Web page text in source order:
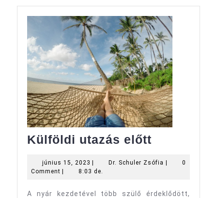
Külföldi utazás előtt
előtt
június 15, 2023 június
15,
| Dr. Schuler Zsófia Dr.
|
0
Comment | 8:03 de.
A nyár kezdetével több szülő érdeklődött,